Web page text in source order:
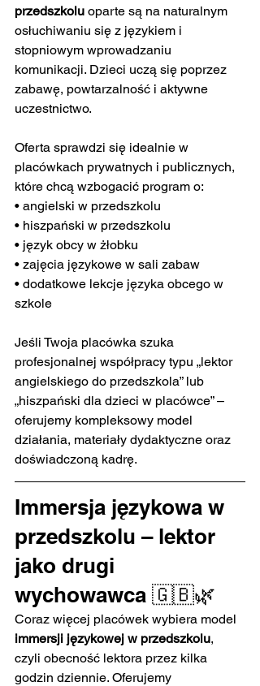
przedszkolu oparte są na naturalnym
osłuchiwaniu się z językiem i
stopniowym wprowadzaniu
komunikacji. Dzieci uczą się poprzez
zabawę, powtarzalność i aktywne
uczestnictwo.
Oferta sprawdzi się idealnie w
placówkach prywatnych i publicznych,
które chcą wzbogacić program o:
• angielski w przedszkolu
• hiszpański w przedszkolu
• język obcy w żłobku
• zajęcia językowe w sali zabaw
• dodatkowe lekcje języka obcego w
szkole
Jeśli Twoja placówka szuka
profesjonalnej współpracy typu „lektor
angielskiego do przedszkola” lub
„hiszpański dla dzieci w placówce” –
oferujemy kompleksowy model
działania, materiały dydaktyczne oraz
doświadczoną kadrę.
Immersja językowa w
przedszkolu – lektor
jako drugi
wychowawca 🇬🇧🌿
Coraz więcej placówek wybiera model
immersji językowej w przedszkolu,
czyli obecność lektora przez kilka
godzin dziennie. Oferujemy